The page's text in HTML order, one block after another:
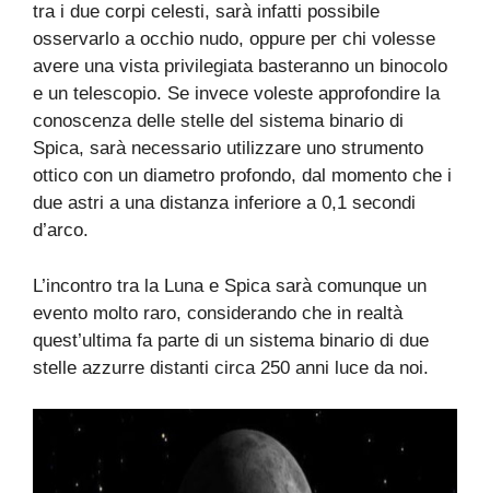
tra i due corpi celesti, sarà infatti possibile
osservarlo a occhio nudo, oppure per chi volesse
avere una vista privilegiata basteranno un binocolo
e un telescopio. Se invece voleste approfondire la
conoscenza delle stelle del sistema binario di
Spica, sarà necessario utilizzare uno strumento
ottico con un diametro profondo, dal momento che i
due astri a una distanza inferiore a 0,1 secondi
d’arco.
L’incontro tra la Luna e Spica sarà comunque un
evento molto raro, considerando che in realtà
quest’ultima fa parte di un sistema binario di due
stelle azzurre distanti circa 250 anni luce da noi.